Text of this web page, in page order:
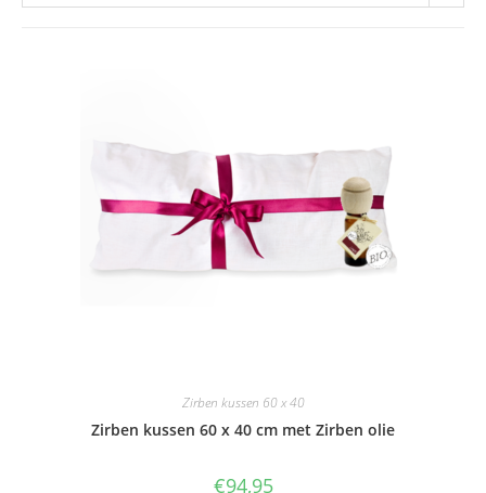
Zirben kussen 60 x 40
Zirben kussen 60 x 40 cm met Zirben olie
€94,95